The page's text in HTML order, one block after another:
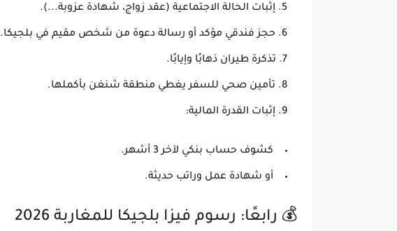
إثبات الحالة الاجتماعية (عقد زواج، شهادة عزوبة...).
حجز فندقي مؤكد أو رسالة دعوة من شخص مقيم في بلجيكا.
تذكرة طيران ذهابًا وإيابًا.
تأمين صحي للسفر يغطي منطقة شنغن بأكملها.
إثبات القدرة المالية:
كشوف حساب بنكي لآخر 3 أشهر.
أو شهادة عمل وراتب حديثة.
💰 رابعًا: رسوم فيزا بلجيكا للمغاربة 2026